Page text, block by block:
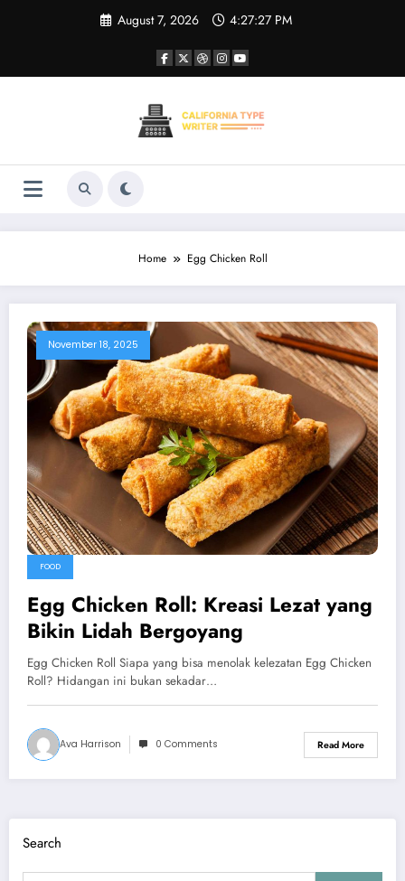
August 7, 2026 4:27:27 PM
Home Egg Chicken Roll
November 18, 2025
FOOD
Egg Chicken Roll: Kreasi Lezat yang
Bikin Lidah Bergoyang
Egg Chicken Roll Siapa yang bisa menolak kelezatan Egg Chicken
Roll? Hidangan ini bukan sekadar…
Ava Harrison 0 Comments Read More
Search